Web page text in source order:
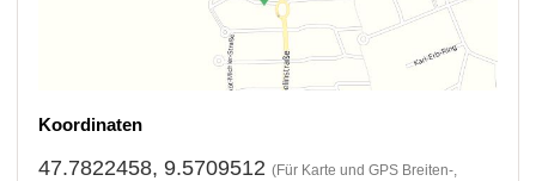
Koordinaten
47.7822458, 9.5709512 (Für Karte und GPS Breiten-,